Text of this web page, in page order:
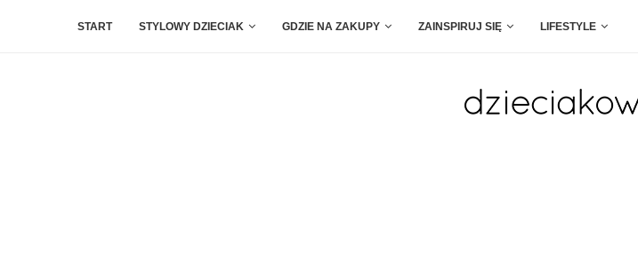
START STYLOWY DZIECIAK GDZIE NA ZAKUPY ZAINSPIRUJ SIĘ LIFESTYLE